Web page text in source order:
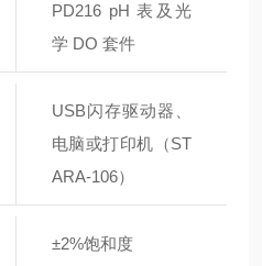
PD216 pH 表及光
学 DO 套件
USB闪存驱动器、
电脑或打印机（ST
ARA-106）
±2%饱和度